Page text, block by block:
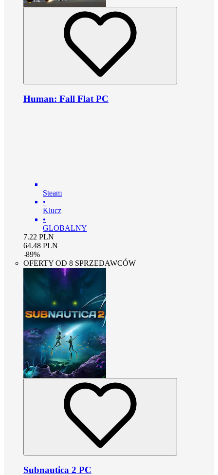
Human: Fall Flat PC
Steam
•
Klucz
•
GLOBALNY
7.22 PLN
64.48 PLN
-89%
OFERTY OD 8 SPRZEDAWCÓW
Subnautica 2 PC